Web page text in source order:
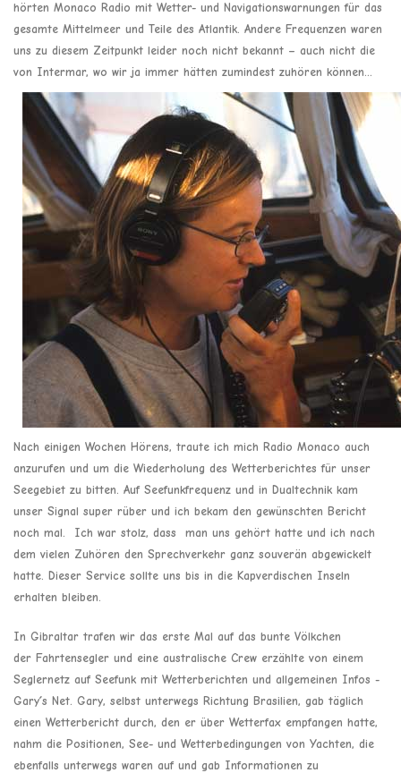
hörten Monaco Radio mit Wetter- und Navigationswarnungen für das
gesamte Mittelmeer und Teile des Atlantik. Andere Frequenzen waren
uns zu diesem Zeitpunkt leider noch nicht bekannt – auch nicht die
von Intermar, wo wir ja immer hätten zumindest zuhören können…
Nach einigen Wochen Hörens, traute ich mich Radio Monaco auch
anzurufen und um die Wiederholung des Wetterberichtes für unser
Seegebiet zu bitten. Auf Seefunkfrequenz und in Dualtechnik kam
unser Signal super rüber und ich bekam den gewünschten Bericht
noch mal. Ich war stolz, dass man uns gehört hatte und ich nach
dem vielen Zuhören den Sprechverkehr ganz souverän abgewickelt
hatte. Dieser Service sollte uns bis in die Kapverdischen Inseln
erhalten bleiben.
In Gibraltar trafen wir das erste Mal auf das bunte Völkchen
der Fahrtensegler und eine australische Crew erzählte von einem
Seglernetz auf Seefunk mit Wetterberichten und allgemeinen Infos -
Gary´s Net. Gary, selbst unterwegs Richtung Brasilien, gab täglich
einen Wetterbericht durch, den er über Wetterfax empfangen hatte,
nahm die Positionen, See- und Wetterbedingungen von Yachten, die
ebenfalls unterwegs waren auf und gab Informationen zu